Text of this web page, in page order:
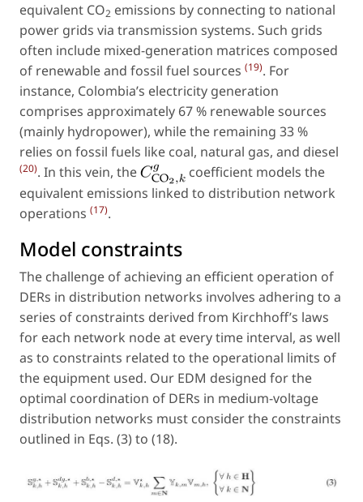
equivalent CO2 emissions by connecting to national
power grids via transmission systems. Such grids
often include mixed-generation matrices composed
of renewable and fossil fuel sources (19). For
instance, Colombia’s electricity generation
comprises approximately 67 % renewable sources
(mainly hydropower), while the remaining 33 %
relies on fossil fuels like coal, natural gas, and diesel
(20). In this vein, the
coefficient models the
equivalent emissions linked to distribution network
operations (17).
Model constraints
The challenge of achieving an efficient operation of
DERs in distribution networks involves adhering to a
series of constraints derived from Kirchhoff’s laws
for each network node at every time interval, as well
as to constraints related to the operational limits of
the equipment used. Our EDM designed for the
optimal coordination of DERs in medium-voltage
distribution networks must consider the constraints
outlined in Eqs. (3) to (18).